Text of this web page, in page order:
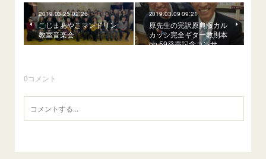
2019.03.25 02:26
こじまあやこマンドリン
教室音楽会
2019.03.09 09:21
原先生の完訳原典版カル
カッシ完全ギター教則本
op.59発売記念コンサ…
0コメント